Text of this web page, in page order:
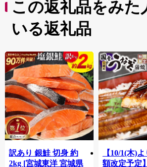
この返礼品をみた
いる返礼品
訳あり 銀鮭 切身 約
2kg [宮城東洋 宮城県
【10/1(木)
額改定予定